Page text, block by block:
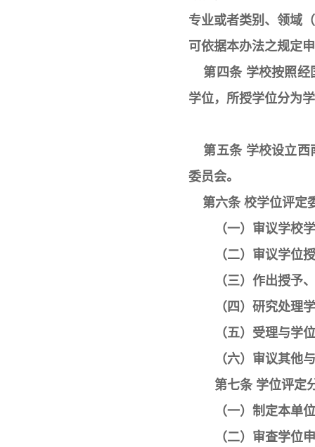
专业或者类别、领域
可依据本办法之规定
第四条 学校按照经
学位，所授学位分为
第五条 学校设立西
委员会。
第六条 校学位评定
（一）审议学校
（二）审议学位
（三）作出授予
（四）研究处理
（五）受理与学
（六）审议其他
第七条 学位评定
（一）制定本单
（二）审查学位